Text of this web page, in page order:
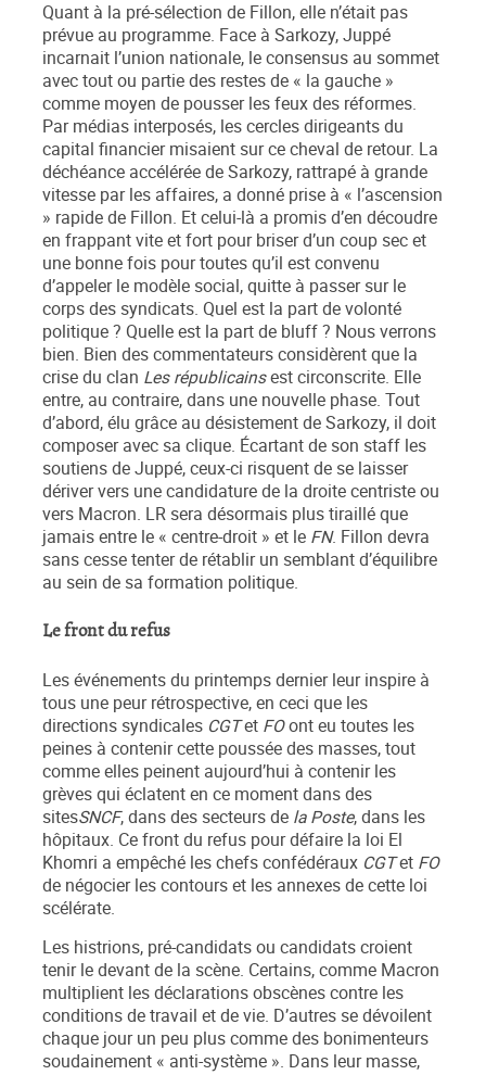
Quant à la pré-sélection de Fillon, elle n’était pas
prévue au programme. Face à Sarkozy, Juppé
incarnait l’union nationale, le consensus au sommet
avec tout ou partie des restes de « la gauche »
comme moyen de pousser les feux des réformes.
Par médias interposés, les cercles dirigeants du
capital financier misaient sur ce cheval de retour. La
déchéance accélérée de Sarkozy, rattrapé à grande
vitesse par les affaires, a donné prise à « l’ascension
» rapide de Fillon. Et celui-là a promis d’en découdre
en frappant vite et fort pour briser d’un coup sec et
une bonne fois pour toutes qu’il est convenu
d’appeler le modèle social, quitte à passer sur le
corps des syndicats. Quel est la part de volonté
politique ? Quelle est la part de bluff ? Nous verrons
bien. Bien des commentateurs considèrent que la
crise du clan Les républicainsest circonscrite. Elle
entre, au contraire, dans une nouvelle phase. Tout
d’abord, élu grâce au désistement de Sarkozy, il doit
composer avec sa clique. Écartant de son staff les
soutiens de Juppé, ceux-ci risquent de se laisser
dériver vers une candidature de la droite centriste ou
vers Macron. LR sera désormais plus tiraillé que
jamais entre le « centre-droit » et le FN. Fillon devra
sans cesse tenter de rétablir un semblant d’équilibre
au sein de sa formation politique.
Le front du refus
Les événements du printemps dernier leur inspire à
tous une peur rétrospective, en ceci que les
directions syndicales CGTet FOont eu toutes les
peines à contenir cette poussée des masses, tout
comme elles peinent aujourd’hui à contenir les
grèves qui éclatent en ce moment dans des
sitesSNCF, dans des secteurs de la Poste, dans les
hôpitaux. Ce front du refus pour défaire la loi El
Khomri a empêché les chefs confédéraux CGTet FO
de négocier les contours et les annexes de cette loi
scélérate.
Les histrions, pré-candidats ou candidats croient
tenir le devant de la scène. Certains, comme Macron
multiplient les déclarations obscènes contre les
conditions de travail et de vie. D’autres se dévoilent
chaque jour un peu plus comme des bonimenteurs
soudainement « anti-système ». Dans leur masse,